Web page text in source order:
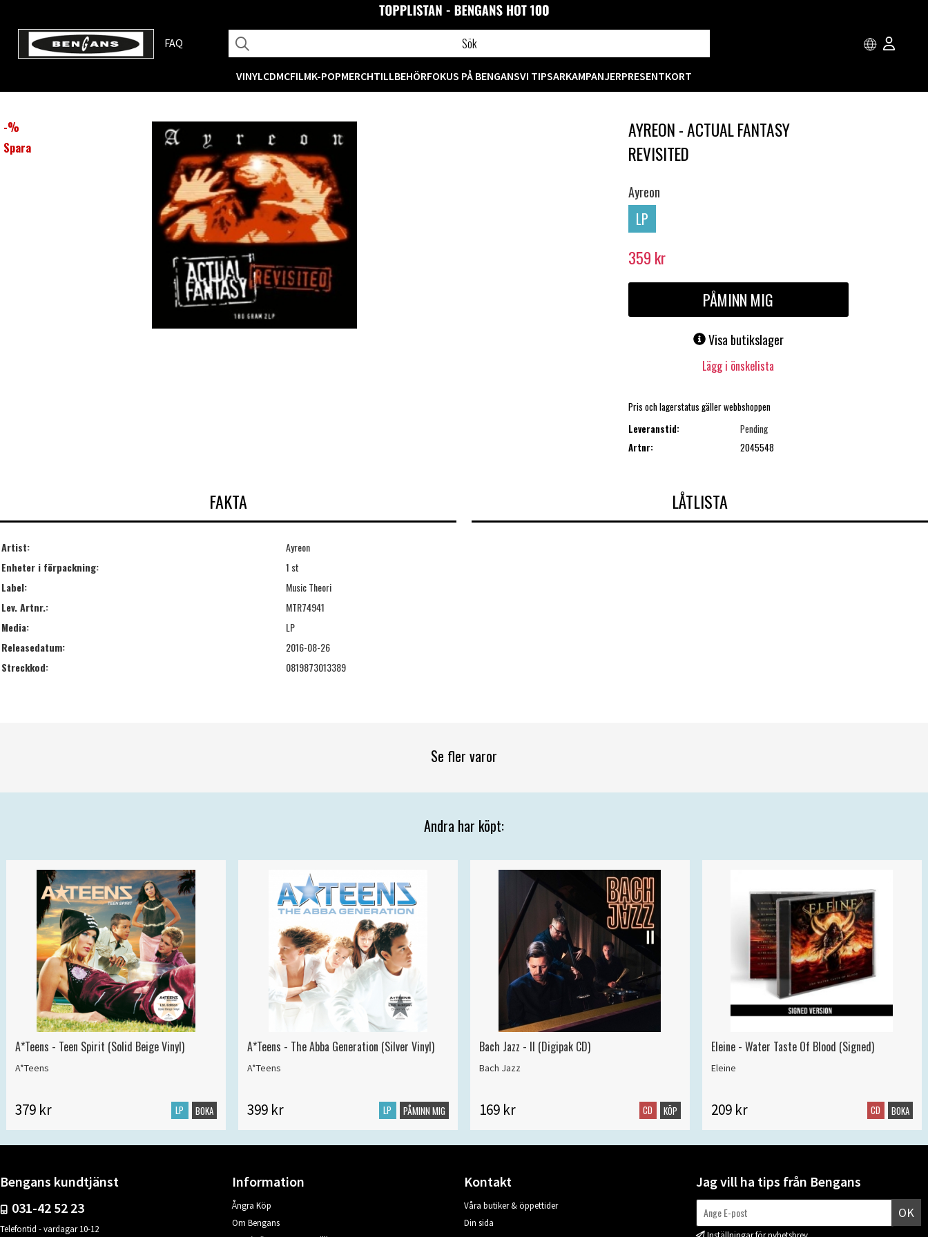
FAQ
VINYLCDMCFILMK-POPMERCHTILLBEHÖRFOKUS PÅ BENGANSVI TIPSARKAMPANJERPRESENTKORT
-%
Spara
AYREON - ACTUAL FANTASY
REVISITED
Ayreon
LP
359 kr
PÅMINN MIG
Visa butikslager
Lägg i önskelista
Pris och lagerstatus gäller webbshoppen
Leveranstid:
Pending
Artnr:
2045548
FAKTA
Artist:
Ayreon
Enheter i förpackning:
1 st
Label:
Music Theori
Lev. Artnr.:
MTR74941
Media:
LP
Releasedatum:
2016-08-26
Streckkod:
0819873013389
LÅTLISTA
Se fler varor
Andra har köpt:
A*Teens - Teen Spirit (Solid Beige Vinyl)
A*Teens
379 kr LP BOKA
A*Teens - The Abba Generation (Silver Vinyl)
A*Teens
399 kr LP PÅMINN MIG
Bach Jazz - II (Digipak CD)
Bach Jazz
169 kr CD KÖP
Eleine - Water Taste Of Blood (Signed)
Eleine
209 kr CD BOKA
Bengans kundtjänst
031-42 52 23
Telefontid - vardagar 10-12
Information
Ångra Köp
Om Bengans
Kontakt
Våra butiker & öppettider
Din sida
Jag vill ha tips från Bengans
OK